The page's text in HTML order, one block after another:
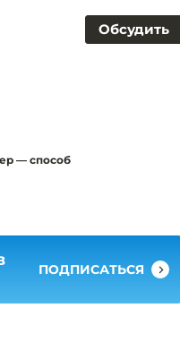
Обсудить
— способ
ПОДПИСАТЬСЯ